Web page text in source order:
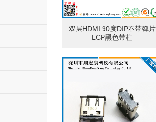
双层HDMI 90度DIP不带弹片
LCP黑色带柱